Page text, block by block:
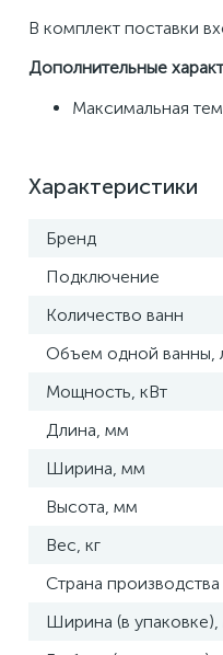
В комплект поставки
Дополнительные
Максимальная
Характеристики
Бренд
Подключение
Количество ванн
Объем одной ванны,
Мощность, кВт
Длина, мм
Ширина, мм
Высота, мм
Вес, кг
Страна производства
Ширина (в